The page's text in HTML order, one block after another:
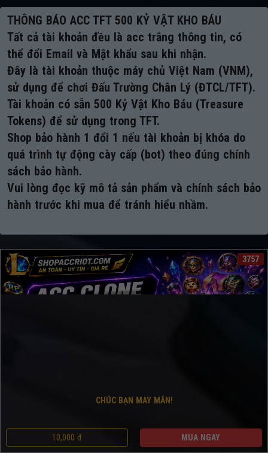
THÔNG BÁO ACC TFT 500 KỶ VẬT KHO BÁU
Tất cả tài khoản đều là acc trắng thông tin, có
thể đổi Email và Mật khẩu sau khi nhận.
Đây là tài khoản thuộc máy chủ Việt Nam (VNM),
sử dụng để chơi Đấu Trường Chân Lý (ĐTCL/TFT).
Tài khoản có sẵn 500 Kỷ Vật Kho Báu (Treasure
Tokens) để sử dụng trong TFT.
Shop bảo hành 1 đổi 1 nếu tài khoản bị khóa do
quá trình tự động cày cấp (bot) theo đúng chính
sách bảo hành.
Vui lòng đọc kỹ mô tả sản phẩm và chính sách bảo
hành trước khi mua để tránh hiểu nhầm.
3757
CHÚC BẠN MAY MẮN!
10,000 đ MUA NGAY